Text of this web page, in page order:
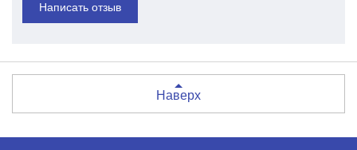
Написать отзыв
Наверх